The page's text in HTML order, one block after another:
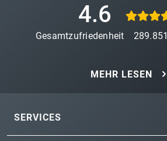
4.6
Gesamtzufriedenheit 289.851
MEHR LESEN
SERVICES